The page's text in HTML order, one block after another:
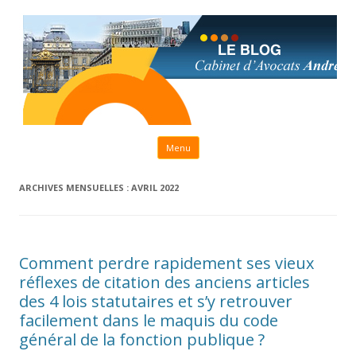
Menu Aller au contenu principal
ARCHIVES MENSUELLES : AVRIL 2022
Comment perdre rapidement ses vieux
réflexes de citation des anciens articles
des 4 lois statutaires et s’y retrouver
facilement dans le maquis du code
général de la fonction publique ?